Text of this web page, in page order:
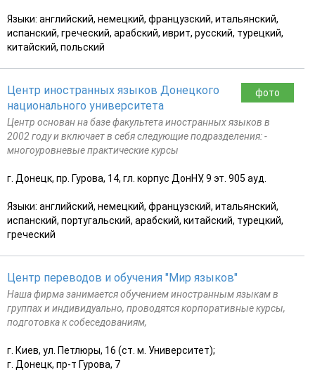
Языки: английский, немецкий, французский, итальянский,
испанский, греческий, арабский, иврит, русский, турецкий,
китайский, польский
фото
Центр иностранных языков Донецкого
национального университета
Центр основан на базе факультета иностранных языков в
2002 году и включает в себя следующие подразделения: -
многоуровневые практические курсы
г. Донецк, пр. Гурова, 14, гл. корпус ДонНУ, 9 эт. 905 ауд.
Языки: английский, немецкий, французский, итальянский,
испанский, португальский, арабский, китайский, турецкий,
греческий
Центр переводов и обучения "Мир языков"
Наша фирма занимается обучением иностранным языкам в
группах и индивидуально, проводятся корпоративные курсы,
подготовка к собеседованиям,
г. Киев, ул. Петлюры, 16 (ст. м. Университет);
г. Донецк, пр-т Гурова, 7